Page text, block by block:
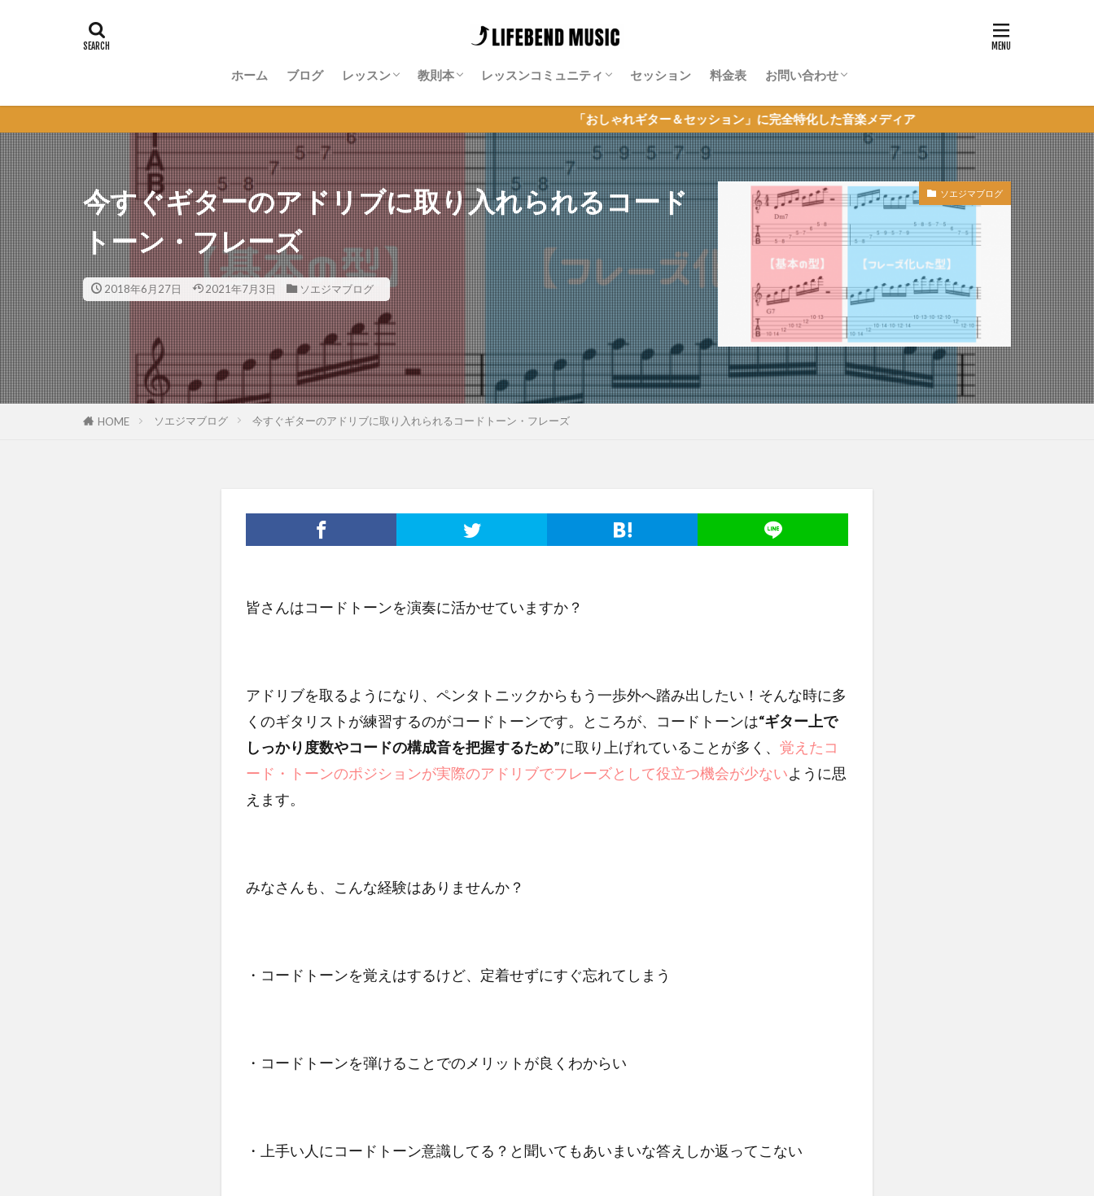
ホーム ブログ レッスン 教則本 レッスンコミュニティ
有賀教平「アリガラボ」
同道公祐「同道サロン」
神田リョウ「神田式ゆるふわドラム塾オ
ンライン」
セッション 料金表 お問い合わせ
体験レッスン申し込み
超初心者JAM参加申し込み
その他のお問い合わせ
「おしゃれギター＆セッション」に完全特化した音楽メディア
今すぐギターのアドリブに取り入れられるコード
トーン・フレーズ
2018年6月27日 2021年7月3日 ソエジマブログ
ソエジマブログ
HOME ソエジマブログ 今すぐギターのアドリブに取り入れられるコードトーン・フレーズ
皆さんはコードトーンを演奏に活かせていますか？
アドリブを取るようになり、ペンタトニックからもう一歩外へ踏み出したい！そんな時に多
くのギタリストが練習するのがコードトーンです。ところが、コードトーンは“ギター上で
しっかり度数やコードの構成音を把握するため”に取り上げれていることが多く、 覚えたコ
ード・トーンのポジションが実際のアドリブでフレーズとして役立つ機会が少ないように思
えます。
みなさんも、こんな経験はありませんか？
・コードトーンを覚えはするけど、定着せずにすぐ忘れてしまう
・コードトーンを弾けることでのメリットが良くわからい
・上手い人にコードトーン意識してる？と聞いてもあいまいな答えしか返ってこない